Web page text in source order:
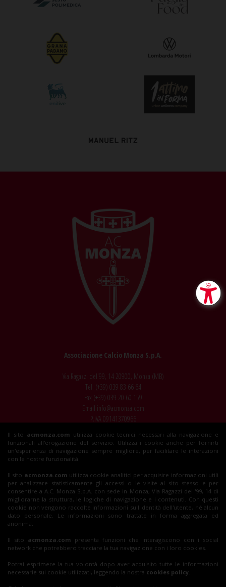
Associazione Calcio Monza S.p.A.
Via Ragazzi del'99, 14 20900, Monza (MB)
Tel. (+39) 039 83 66 64
Fax (+39) 039 20 60 159
Email info@acmonza.com
P.IVA 09141370966
© 2026 AC Monza
All rights reserved
Insieme al Monza
Biglietti
Il sito acmonza.com utilizza cookie tecnici necessari alla navigazione e
funzionali all'erogazione del servizio. Utilizza i cookie anche per fornirti
un'esperienza di navigazione sempre migliore, per facilitare le interazioni
con le nostre funzionalità.
Il sito acmonza.com utilizza cookie analitici per acquisire informazioni utili
per analizzare statisticamente gli accessi o le visite al sito stesso e per
consentire a A.C. Monza S.p.A. con sede in Monza, Via Ragazzi del '99, 14 di
migliorarne la struttura, le logiche di navigazione e i contenuti. Con questi
cookie non vengono raccolte informazioni sull'identità dell'utente, né alcun
dato personale. Le informazioni sono trattate in forma aggregata ed
anonima.
Il sito acmonza.com presenta funzioni che interagiscono con i social
network che potrebbero tracciare la tua navigazione con i loro cookies.
Potrai esprimere la tua volontà dopo aver acquisito tutte le informazioni
necessarie sui cookie utilizzati, leggendo la nostra cookies policy.